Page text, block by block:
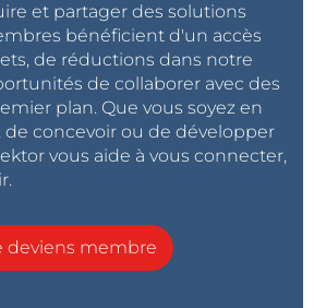
et partager des solutions
bénéficient d'un accès
de réductions dans notre
de collaborer avec des
plan. Que vous soyez en
concevoir ou de développer
vous aide à vous connecter,
deviens membre